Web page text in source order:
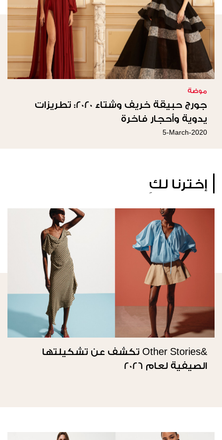
موضة
جورج حبيقة خريف وشتاء 2020: تطريزات
يدوية وأحجار فاخرة
5-March-2020
إخترنا لكِ
&Other Stories تكشف عن تشكيلتها
الصيفية لعام 2026